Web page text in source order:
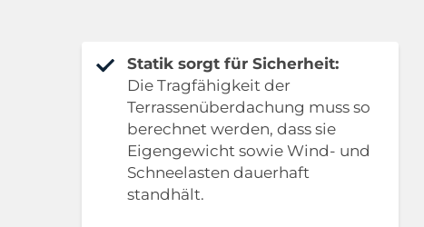
Statik sorgt für Sicherheit:
Die Tragfähigkeit der
Terrassenüberdachung muss so
berechnet werden, dass sie
Eigengewicht sowie Wind- und
Schneelasten dauerhaft
standhält.